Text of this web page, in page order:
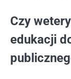
Czy
edukacji